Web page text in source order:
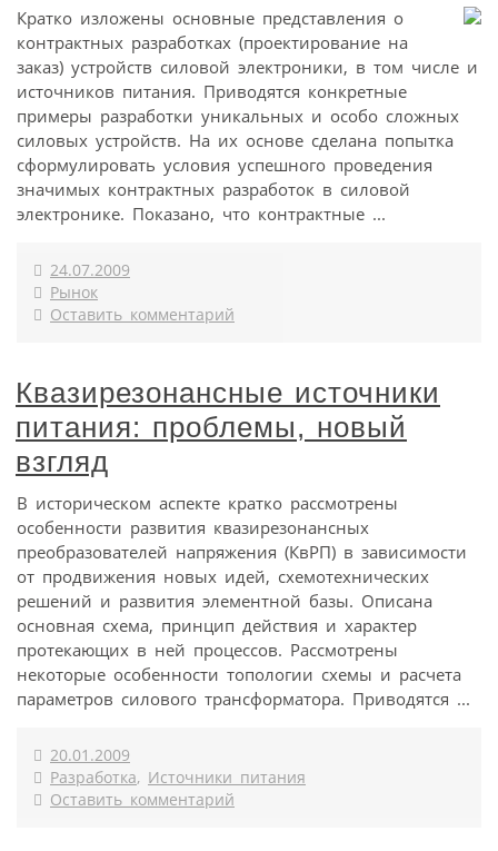
Кратко изложены основные представления о
контрактных разработках (проектирование на
заказ) устройств силовой электроники, в том числе и
источников питания. Приводятся конкретные
примеры разработки уникальных и особо сложных
силовых устройств. На их основе сделана попытка
сформулировать условия успешного проведения
значимых контрактных разработок в силовой
электронике. Показано, что контрактные ...
24.07.2009
Рынок
Оставить комментарий
Квазирезонансные источники
питания: проблемы, новый
взгляд
В историческом аспекте кратко рассмотрены
особенности развития квазирезонансных
преобразователей напряжения (КвРП) в зависимости
от продвижения новых идей, схемотехнических
решений и развития элементной базы. Описана
основная схема, принцип действия и характер
протекающих в ней процессов. Рассмотрены
некоторые особенности топологии схемы и расчета
параметров силового трансформатора. Приводятся ...
20.01.2009
Разработка, Источники питания
Оставить комментарий